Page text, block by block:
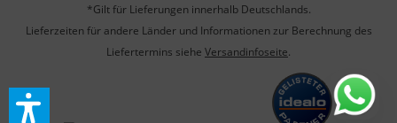
*Gilt für Lieferungen innerhalb Deutschlands.
Lieferzeiten für andere Länder und Informationen zur Berechnung des
Liefertermins siehe Versandinfoseite.